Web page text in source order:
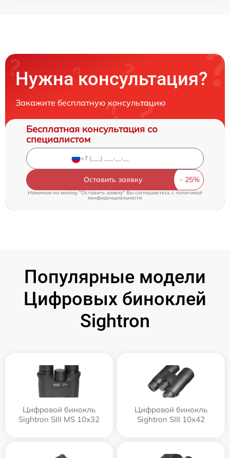
Нужна консультация?
Закажите бесплатную консультацию
Бесплатная консультация со
специалистом
Оставить заявку
Нажимая на кнопку "Оставить заявку" Вы соглашаетесь cполитикой
конфиденциальности
Популярные модели
Цифровых биноклей
Sightron
Цифровой бинокль
Sightron SIII MS 10x32
Цифровой бинокль
Sightron SIII 10x42